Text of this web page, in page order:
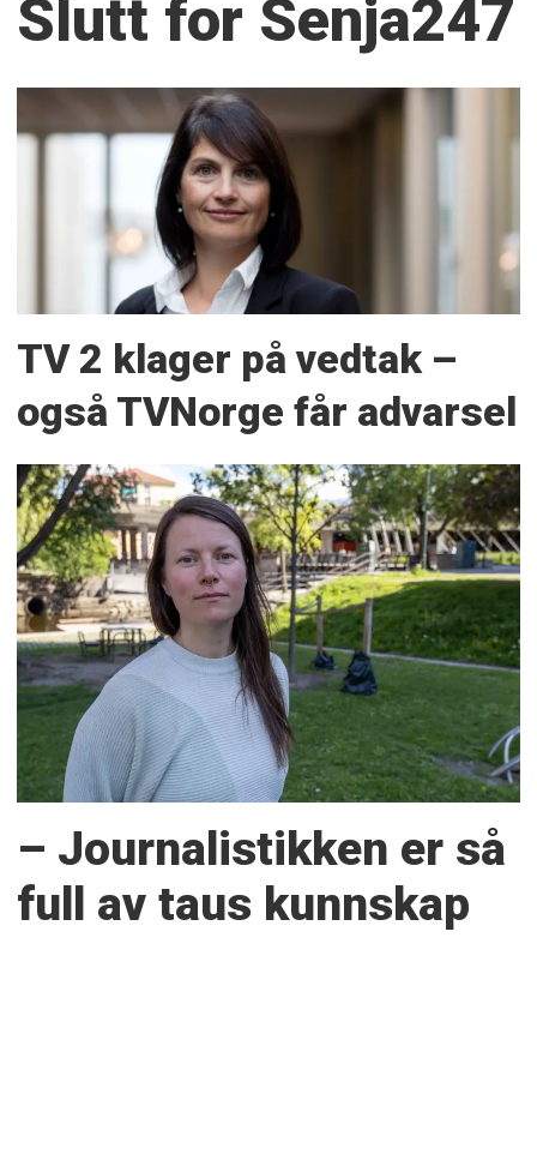
Slutt for Senja247
TV 2 klager på vedtak –
også TVNorge får advarsel
– Journalistikken er så
full av taus kunnskap